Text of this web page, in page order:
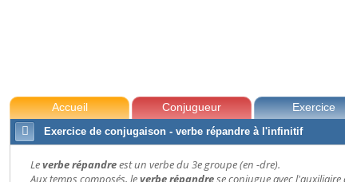
Accueil Conjugueur Exercice

Exercice de conjugaison - verbe répandre à l'infinitif
Leverbe répandreest un verbe du 3e groupe (en -dre).
Aux temps composés, leverbe répandrese conjugue avec l'auxiliaire